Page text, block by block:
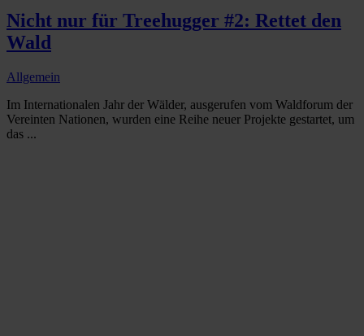
Nicht nur für Treehugger #2: Rettet den
Wald
Allgemein
Im Internationalen Jahr der Wälder, ausgerufen vom Waldforum der
Vereinten Nationen, wurden eine Reihe neuer Projekte gestartet, um
das ...